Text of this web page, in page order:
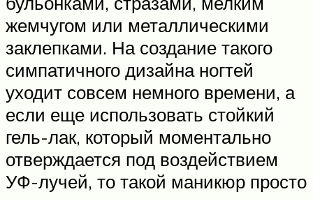
жемчугом или металлическими
заклепками. На создание такого
симпатичного дизайна ногтей
уходит совсем немного времени, а
если еще использовать стойкий
гель-лак, который моментально
отверждается под воздействием
УФ-лучей, то такой маникюр просто